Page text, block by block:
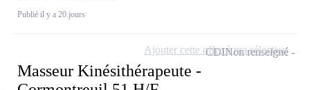
Publié il y a 20 jours
Masseur Kinésithérapeute -
CDINon renseigné
Ajouter cette offre à ma sélection